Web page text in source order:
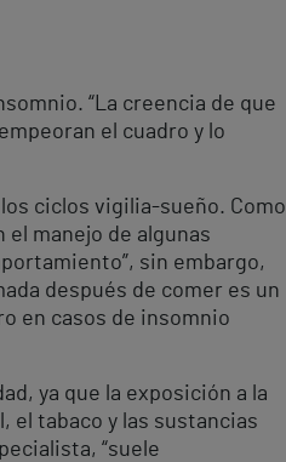
“La creencia de que
el cuadro y lo
ciclos vigilia-sueño. Como
el manejo de algunas
sin embargo,
después de comer es un
en casos de insomnio
ya que la exposición a la
el tabaco y las sustancias
“suele